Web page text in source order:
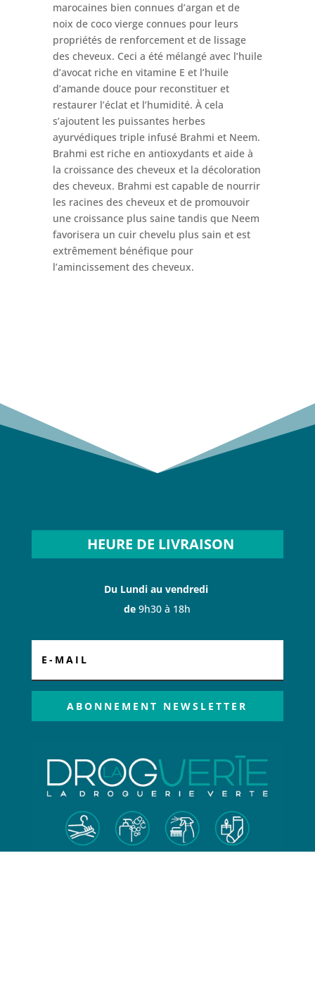
marocaines bien connues d’argan et de
noix de coco vierge connues pour leurs
propriétés de renforcement et de lissage
des cheveux. Ceci a été mélangé avec l’huile
d’avocat riche en vitamine E et l’huile
d’amande douce pour reconstituer et
restaurer l’éclat et l’humidité. À cela
s’ajoutent les puissantes herbes
ayurvédiques triple infusé Brahmi et Neem.
Brahmi est riche en antioxydants et aide à
la croissance des cheveux et la décoloration
des cheveux. Brahmi est capable de nourrir
les racines des cheveux et de promouvoir
une croissance plus saine tandis que Neem
favorisera un cuir chevelu plus sain et est
extrêmement bénéfique pour
l’amincissement des cheveux.
HEURE DE LIVRAISON
Du Lundi au vendredi
de 9h30 à 18h
ABONNEMENT NEWSLETTER